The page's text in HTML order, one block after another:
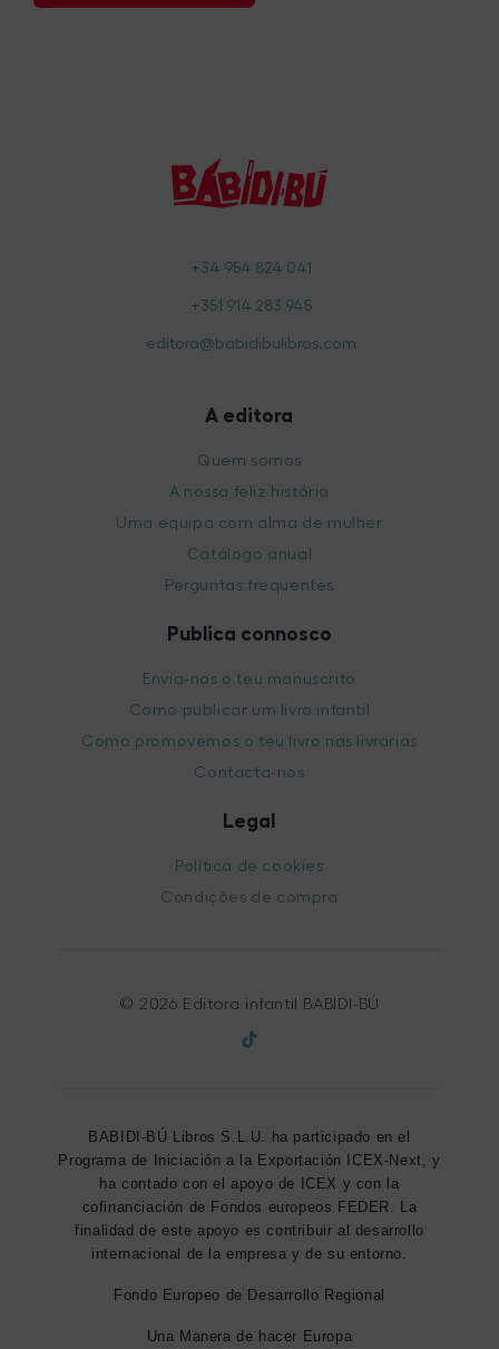
+34 954 824 041
+351 914 283 945
editora@babidibulibros.com
A editora
Quem somos
A nossa feliz história
Uma equipa com alma de mulher
Catálogo anual
Perguntas frequentes
Publica connosco
Envia-nos o teu manuscrito
Como publicar um livro infantil
Como promovemos o teu livro nas livrarias
Contacta-nos
Legal
Política de cookies
Condições de compra
© 2026 Editora infantil BABIDI-BÚ
BABIDI-BÚ Libros S.L.U. ha participado en el
Programa de Iniciación a la Exportación ICEX-Next, y
ha contado con el apoyo de ICEX y con la
cofinanciación de Fondos europeos FEDER. La
finalidad de este apoyo es contribuir al desarrollo
internacional de la empresa y de su entorno.
Fondo Europeo de Desarrollo Regional
Una Manera de hacer Europa